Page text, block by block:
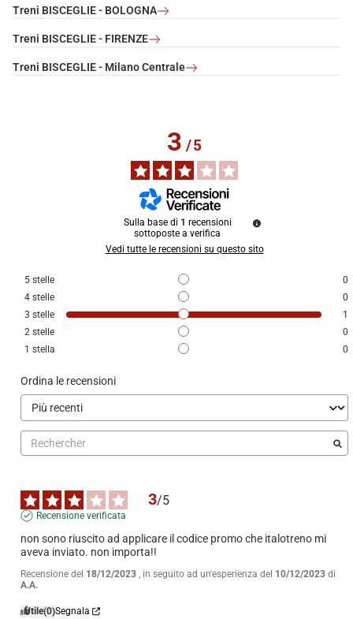
Treni BISCEGLIE - BOLOGNA
Treni BISCEGLIE - FIRENZE
Treni BISCEGLIE - Milano Centrale
3/5
Sulla base di 1 recensioni
sottoposte a verifica
Vedi tutte le recensioni su questo sito
5 stelle
0
4 stelle
0
3 stelle
1
2 stelle
0
1 stella 0
Ordina le recensioni
3/5
Recensione verificata
non sono riuscito ad applicare il codice promo che italotreno mi
aveva inviato. non importa!!
Recensione del 18/12/2023 , in seguito ad un'esperienza del 10/12/2023 di
A.A.
Utile(0)Segnala